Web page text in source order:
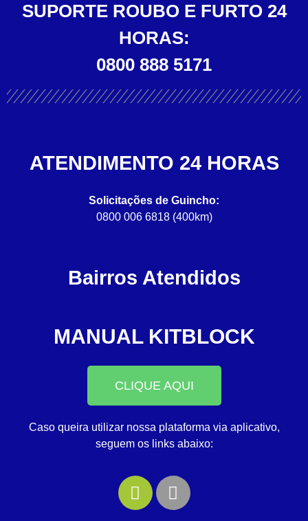
SUPORTE ROUBO E FURTO 24
HORAS:
0800 888 5171
ATENDIMENTO 24 HORAS
Solicitações de Guincho:
0800 006 6818 (400km)
Bairros Atendidos
MANUAL KITBLOCK
CLIQUE AQUI
Caso queira utilizar nossa plataforma via aplicativo,
seguem os links abaixo: